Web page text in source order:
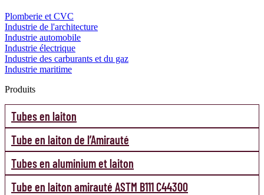
Plomberie et CVC
Industrie de l'architecture
Industrie automobile
Industrie électrique
Industrie des carburants et du gaz
Industrie maritime
Produits
Tubes en laiton
Tube en laiton de l’Amirauté
Tubes en aluminium et laiton
Tube en laiton amirauté ASTM B111 C44300